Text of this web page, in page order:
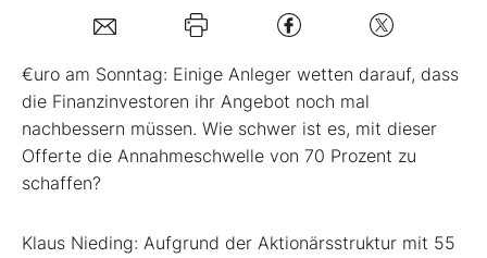
Folgen Sie uns
Kontakt
€uro am Sonntag: Einige Anleger wetten darauf, dass
die Finanzinvestoren ihr Angebot noch mal
nachbessern müssen. Wie schwer ist es, mit dieser
Offerte die Annahmeschwelle von 70 Prozent zu
schaffen?
Klaus Nieding: Aufgrund der Aktionärsstruktur mit 55